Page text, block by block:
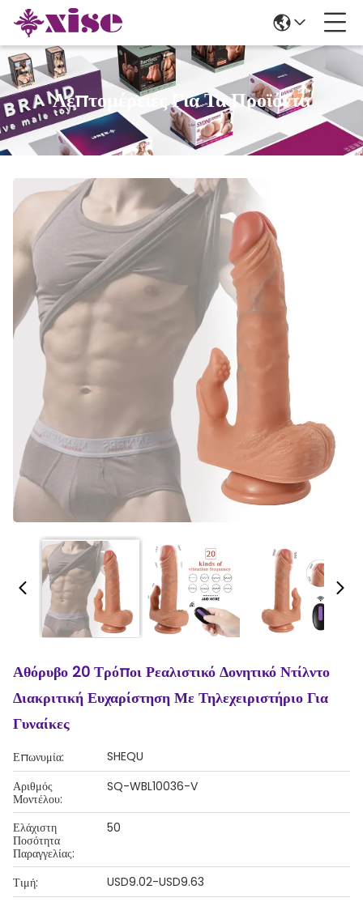
Λεπτομέρειες Για Τα Προϊόντα
Αθόρυβο 20 Τρόποι Ρεαλιστικό Δονητικό Ντίλντο
Διακριτική Ευχαρίστηση Με Τηλεχειριστήριο Για
Γυναίκες
Επωνυμία:
SHEQU
Αριθμός
Μοντέλου:
SQ-WBL10036-V
Ελάχιστη
Ποσότητα
Παραγγελίας:
50
Τιμή:
USD9.02-USD9.63